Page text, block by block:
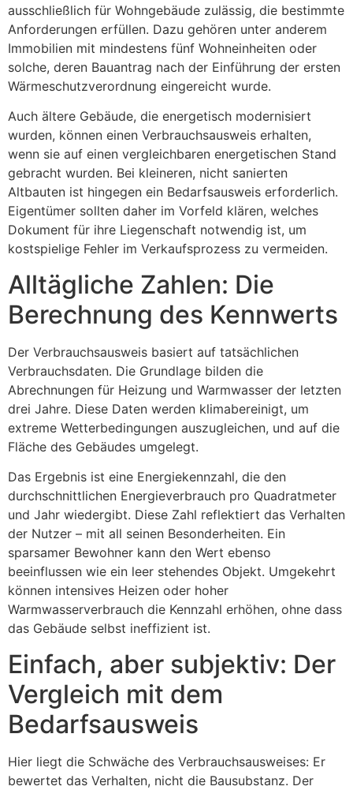
ausschließlich für Wohngebäude zulässig, die bestimmte
Anforderungen erfüllen. Dazu gehören unter anderem
Immobilien mit mindestens fünf Wohneinheiten oder
solche, deren Bauantrag nach der Einführung der ersten
Wärmeschutzverordnung eingereicht wurde.
Auch ältere Gebäude, die energetisch modernisiert
wurden, können einen Verbrauchsausweis erhalten,
wenn sie auf einen vergleichbaren energetischen Stand
gebracht wurden. Bei kleineren, nicht sanierten
Altbauten ist hingegen ein Bedarfsausweis erforderlich.
Eigentümer sollten daher im Vorfeld klären, welches
Dokument für ihre Liegenschaft notwendig ist, um
kostspielige Fehler im Verkaufsprozess zu vermeiden.
Alltägliche Zahlen: Die
Berechnung des Kennwerts
Der Verbrauchsausweis basiert auf tatsächlichen
Verbrauchsdaten. Die Grundlage bilden die
Abrechnungen für Heizung und Warmwasser der letzten
drei Jahre. Diese Daten werden klimabereinigt, um
extreme Wetterbedingungen auszugleichen, und auf die
Fläche des Gebäudes umgelegt.
Das Ergebnis ist eine Energiekennzahl, die den
durchschnittlichen Energieverbrauch pro Quadratmeter
und Jahr wiedergibt. Diese Zahl reflektiert das Verhalten
der Nutzer – mit all seinen Besonderheiten. Ein
sparsamer Bewohner kann den Wert ebenso
beeinflussen wie ein leer stehendes Objekt. Umgekehrt
können intensives Heizen oder hoher
Warmwasserverbrauch die Kennzahl erhöhen, ohne dass
das Gebäude selbst ineffizient ist.
Einfach, aber subjektiv: Der
Vergleich mit dem
Bedarfsausweis
Hier liegt die Schwäche des Verbrauchsausweises: Er
bewertet das Verhalten, nicht die Bausubstanz. Der